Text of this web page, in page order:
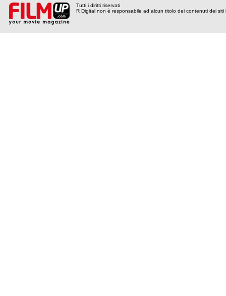
Tutti i diritti riservati
R Digital non è responsabile ad alcun titolo dei contenuti dei siti